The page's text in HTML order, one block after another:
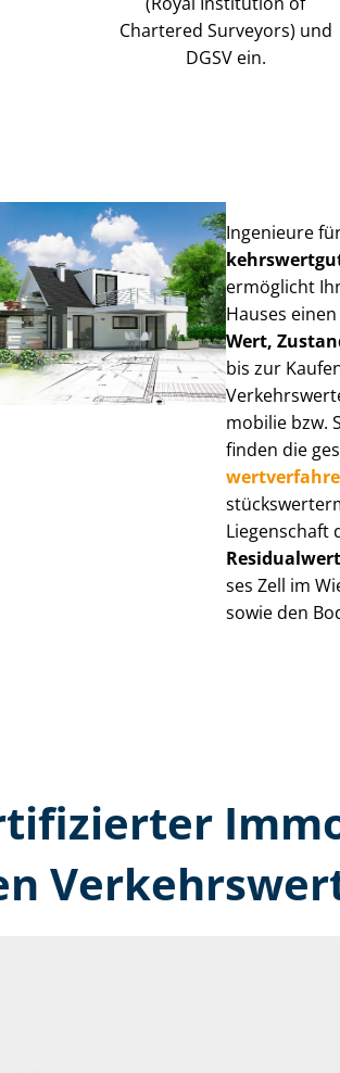
Chartered Surveyors) und
DGSV ein.
Ingenieure
ermöglicht
Hauses
Wert,
bis zur
mo­bi­lie bzw.
finden die
Liegenschaft
ses Zell im
sowie den